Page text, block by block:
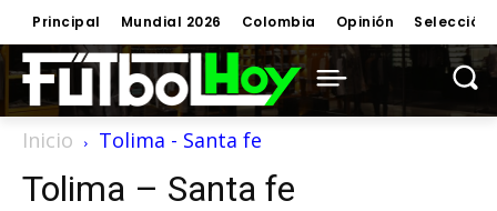
Principal Mundial 2026 Colombia Opinión Selección
Inicio Tolima - Santa fe
Tolima – Santa fe